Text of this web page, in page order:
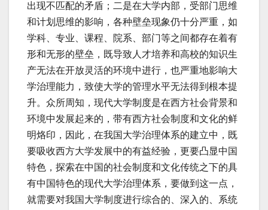
出现不匹配的矛盾；二是在大学内部，受部门思维
和计划思维的影响，各种壁垒现象仍十分严重，如
学科、专业、课程、院系、部门等之间都存在着有
形和无形的壁垒，既导致人才培养和高校的知识生
产无法在开放灵活的环境中进行，也严重地影响大
学治理能力，致使大学的管理水平无法得到根本提
升。众所周知，现代大学制度是在西方社会背景和
环境中发展起来的，带有西方社会制度和文化的鲜
明烙印，因此，在我国大学治理体系的建立中，既
要吸收西方大学发展中的有益经验，更要凸显中国
特色，探索在中国的社会制度和文化传统之下的具
有中国特色的现代大学治理体系，要做到这一点，
就需要对我国大学制度进行综合的、深入的、系统